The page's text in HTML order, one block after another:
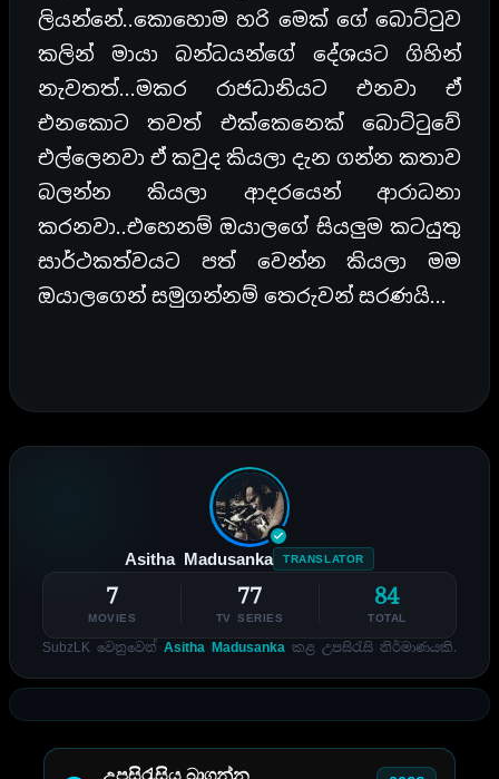
ලියන්නේ..කොහොම හරි මෙක් ගේ බොට්ටුව
කලින් මායා බන්ධයන්ගේ දේශයට ගිහින්
නැවතත්…මකර රාජධානියට එනවා ඒ
එනකොට තවත් එක්කෙනෙක් බොට්ටුවේ
එල්ලෙනවා ඒ කවුද කියලා දැන ගන්න කතාව
බලන්න කියලා ආදරයෙන් ආරාධනා
කරනවා..එහෙනම් ඔයාලගේ සියලුම කටයුතු
සාර්ථකත්වයට පත් වෙන්න කියලා මම
ඔයාලගෙන් සමුගන්නම් තෙරුවන් සරණයි…
Asitha Madusanka TRANSLATOR
7
MOVIES
77
TV SERIES
84
TOTAL
SubzLK වෙනුවෙන් Asitha Madusanka කළ උපසිරැසි නිර්මාණයකි.
උපසිරැසිය බාගන්න